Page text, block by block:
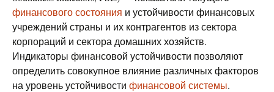
финансового состояния и устойчивости финансовых
учреждений страны и их контрагентов из сектора
корпораций и сектора домашних хозяйств.
Индикаторы финансовой устойчивости позволяют
определить совокупное влияние различных факторов
на уровень устойчивости финансовой системы.